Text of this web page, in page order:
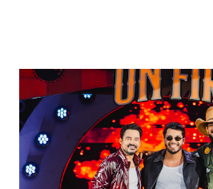
requisitados pelos organizadores de
Pela segunda vez, a organização do
Marini Eventos — empresa com ampla
de grandes festivais pelo Brasil, como
(Feira Agropecuária e Industrial de